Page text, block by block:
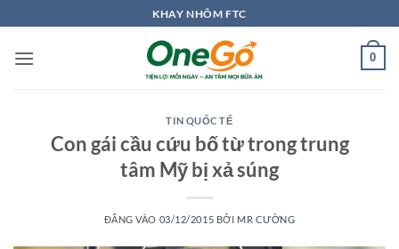
qua
nội
KHAY NHÔM FTC
0
TIN QUỐC TẾ
Con gái cầu cứu bố từ trong trung
tâm Mỹ bị xả súng
ĐĂNG VÀO 03/12/2015 BỞI MR CƯỜNG